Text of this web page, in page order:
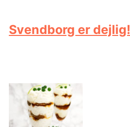
Svendborg er dejlig!